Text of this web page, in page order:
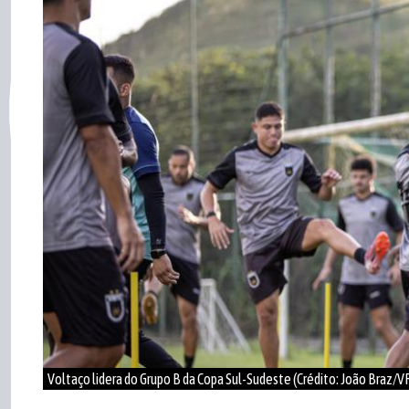
Voltaço lidera do Grupo B da Copa Sul-Sudeste (Crédito: João Braz/